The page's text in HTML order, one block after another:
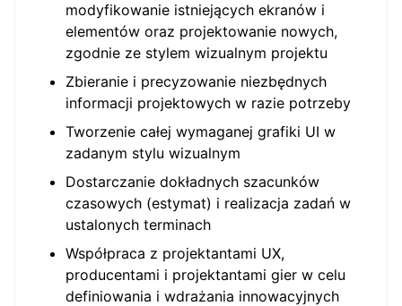
modyfikowanie istniejących ekranów i
elementów oraz projektowanie nowych,
zgodnie ze stylem wizualnym projektu
Zbieranie i precyzowanie niezbędnych
informacji projektowych w razie potrzeby
Tworzenie całej wymaganej grafiki UI w
zadanym stylu wizualnym
Dostarczanie dokładnych szacunków
czasowych (estymat) i realizacja zadań w
ustalonych terminach
Współpraca z projektantami UX,
producentami i projektantami gier w celu
definiowania i wdrażania innowacyjnych